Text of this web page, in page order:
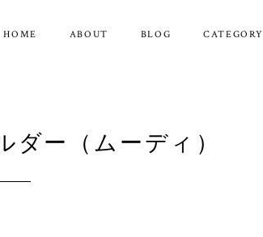
HOME ABOUT BLOG CATEGORY
ー（ムーディ）